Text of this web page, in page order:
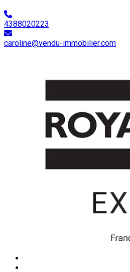
4388020223
caroline@vendu-immobilier.com